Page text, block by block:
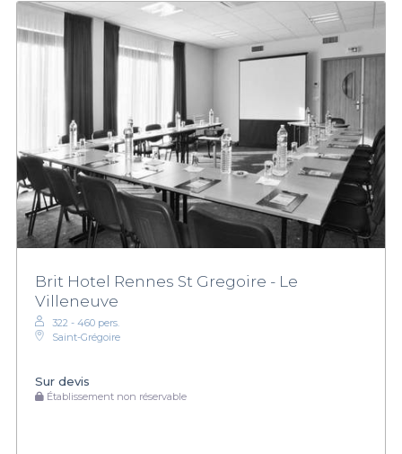
Brit Hotel Rennes St Gregoire - Le
Villeneuve
322 - 460 pers.
Saint-Grégoire
Sur devis
Établissement non réservable